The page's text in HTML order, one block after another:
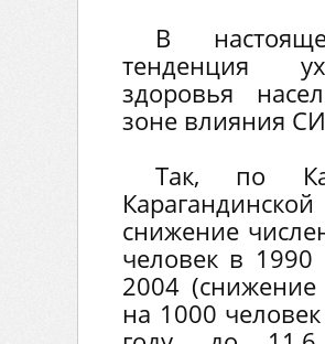
В
тенденция
здоровья
зоне влияния
Так, по
снижение
человек в 1990
2004
на 1000